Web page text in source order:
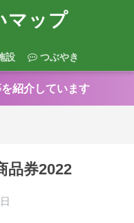
マップ
設 つぶやき
紹介しています
品券2022